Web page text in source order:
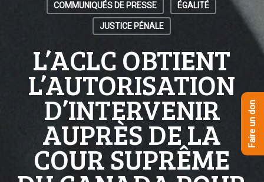
COMMUNIQUÉS DE PRESSE ÉGALITÉ
JUSTICE PÉNALE
L’ACLC OBTIENT
L’AUTORISATION
D’INTERVENIR
AUPRÈS DE LA
COUR SUPRÊME
Faire un don